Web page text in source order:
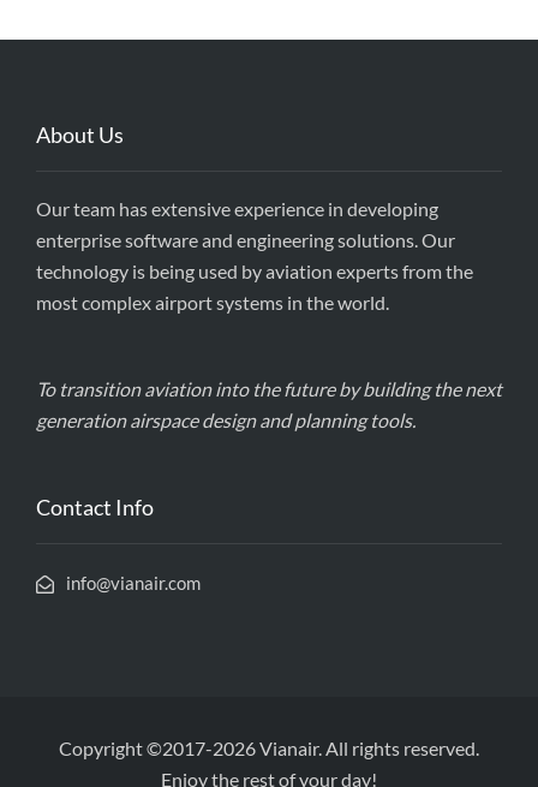
About Us
Our team has extensive experience in developing
enterprise software and engineering solutions. Our
technology is being used by aviation experts from the
most complex airport systems in the world.
To transition aviation into the future by building the next
generation airspace design and planning tools.
Contact Info
info@vianair.com
Copyright ©2017-2026 Vianair. All rights reserved.
Enjoy the rest of your day!